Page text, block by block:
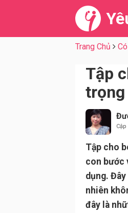
Trang Chủ
Tập
trọng
Tập cho
con bước
dụng.
nhiên
đây là